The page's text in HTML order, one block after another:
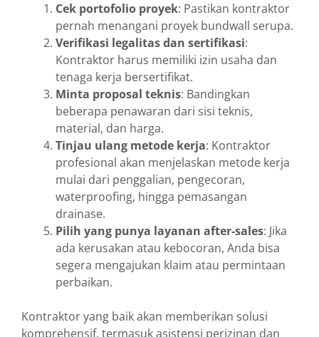
Cek portofolio proyek: Pastikan kontraktor
pernah menangani proyek bundwall serupa.
Verifikasi legalitas dan sertifikasi:
Kontraktor harus memiliki izin usaha dan
tenaga kerja bersertifikat.
Minta proposal teknis: Bandingkan
beberapa penawaran dari sisi teknis,
material, dan harga.
Tinjau ulang metode kerja: Kontraktor
profesional akan menjelaskan metode kerja
mulai dari penggalian, pengecoran,
waterproofing, hingga pemasangan
drainase.
Pilih yang punya layanan after-sales: Jika
ada kerusakan atau kebocoran, Anda bisa
segera mengajukan klaim atau permintaan
perbaikan.
Kontraktor yang baik akan memberikan solusi
komprehensif, termasuk asistensi perizinan dan